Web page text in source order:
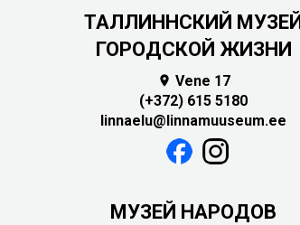
ТАЛЛИННСКИЙ МУЗЕЙ
ГОРОДСКОЙ ЖИЗНИ
 Vene 17
(+372) 615 5180
linnaelu@linnamuuseum.ee
MУЗЕЙ НАРОДОВ